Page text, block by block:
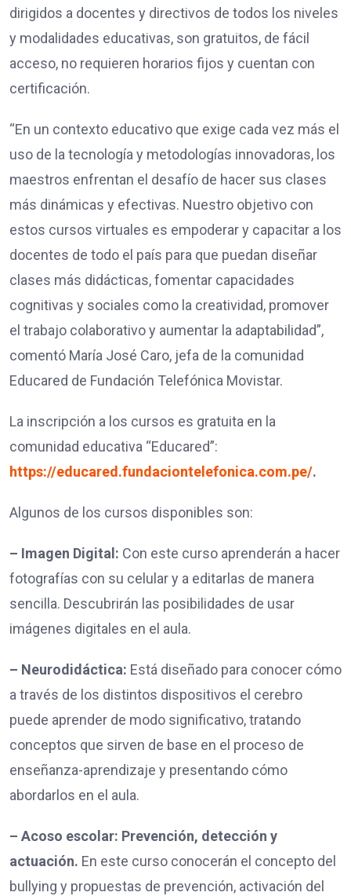
dirigidos a docentes y directivos de todos los niveles
y modalidades educativas, son gratuitos, de fácil
acceso, no requieren horarios fijos y cuentan con
certificación.
“En un contexto educativo que exige cada vez más el
uso de la tecnología y metodologías innovadoras, los
maestros enfrentan el desafío de hacer sus clases
más dinámicas y efectivas. Nuestro objetivo con
estos cursos virtuales es empoderar y capacitar a los
docentes de todo el país para que puedan diseñar
clases más didácticas, fomentar capacidades
cognitivas y sociales como la creatividad, promover
el trabajo colaborativo y aumentar la adaptabilidad”,
comentó María José Caro, jefa de la comunidad
Educared de Fundación Telefónica Movistar.
La inscripción a los cursos es gratuita en la
comunidad educativa “Educared”:
https://educared.fundaciontelefonica.com.pe/.
Algunos de los cursos disponibles son:
– Imagen Digital: Con este curso aprenderán a hacer
fotografías con su celular y a editarlas de manera
sencilla. Descubrirán las posibilidades de usar
imágenes digitales en el aula.
– Neurodidáctica: Está diseñado para conocer cómo
a través de los distintos dispositivos el cerebro
puede aprender de modo significativo, tratando
conceptos que sirven de base en el proceso de
enseñanza-aprendizaje y presentando cómo
abordarlos en el aula.
– Acoso escolar: Prevención, detección y
actuación. En este curso conocerán el concepto del
bullying y propuestas de prevención, activación del